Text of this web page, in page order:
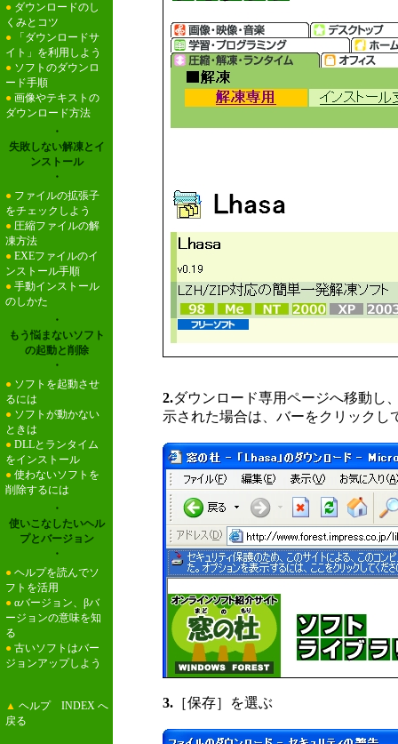
● ダウンロードのし
くみとコツ
●
「ダウンロードサ
イト」を利用しよう
● ソフトのダウンロ
ード手順
● 画像やテキストの
ダウンロード方法
・
失敗しない解凍とイ
ンストール
・
● ファイルの拡張子
をチェックしよう
● 圧縮ファイルの解
凍方法
● EXEファイルのイ
ンストール手順
● 手動インストール
のしかた
・
もう悩まないソフト
の起動と削除
・
● ソフトを起動させ
るには
● ソフトが動かない
ときは
● DLLとランタイム
をインストール
● 使わないソフトを
削除するには
・
使いこなしたいヘル
プとバージョン
・
● ヘルプを読んでソ
フトを活用
● αバージョン、βバ
ージョンの意味を知
る
● 古いソフトはバー
ジョンアップしよう
▲ ヘルプ INDEX へ
戻る
2.ダウンロード専用ページへ移動し
示された場合は、バーをクリックし
3. ［保存］を選ぶ